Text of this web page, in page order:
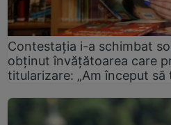
Contestația i-a schimbat
obținut învățătoarea care
titularizare: „Am început să